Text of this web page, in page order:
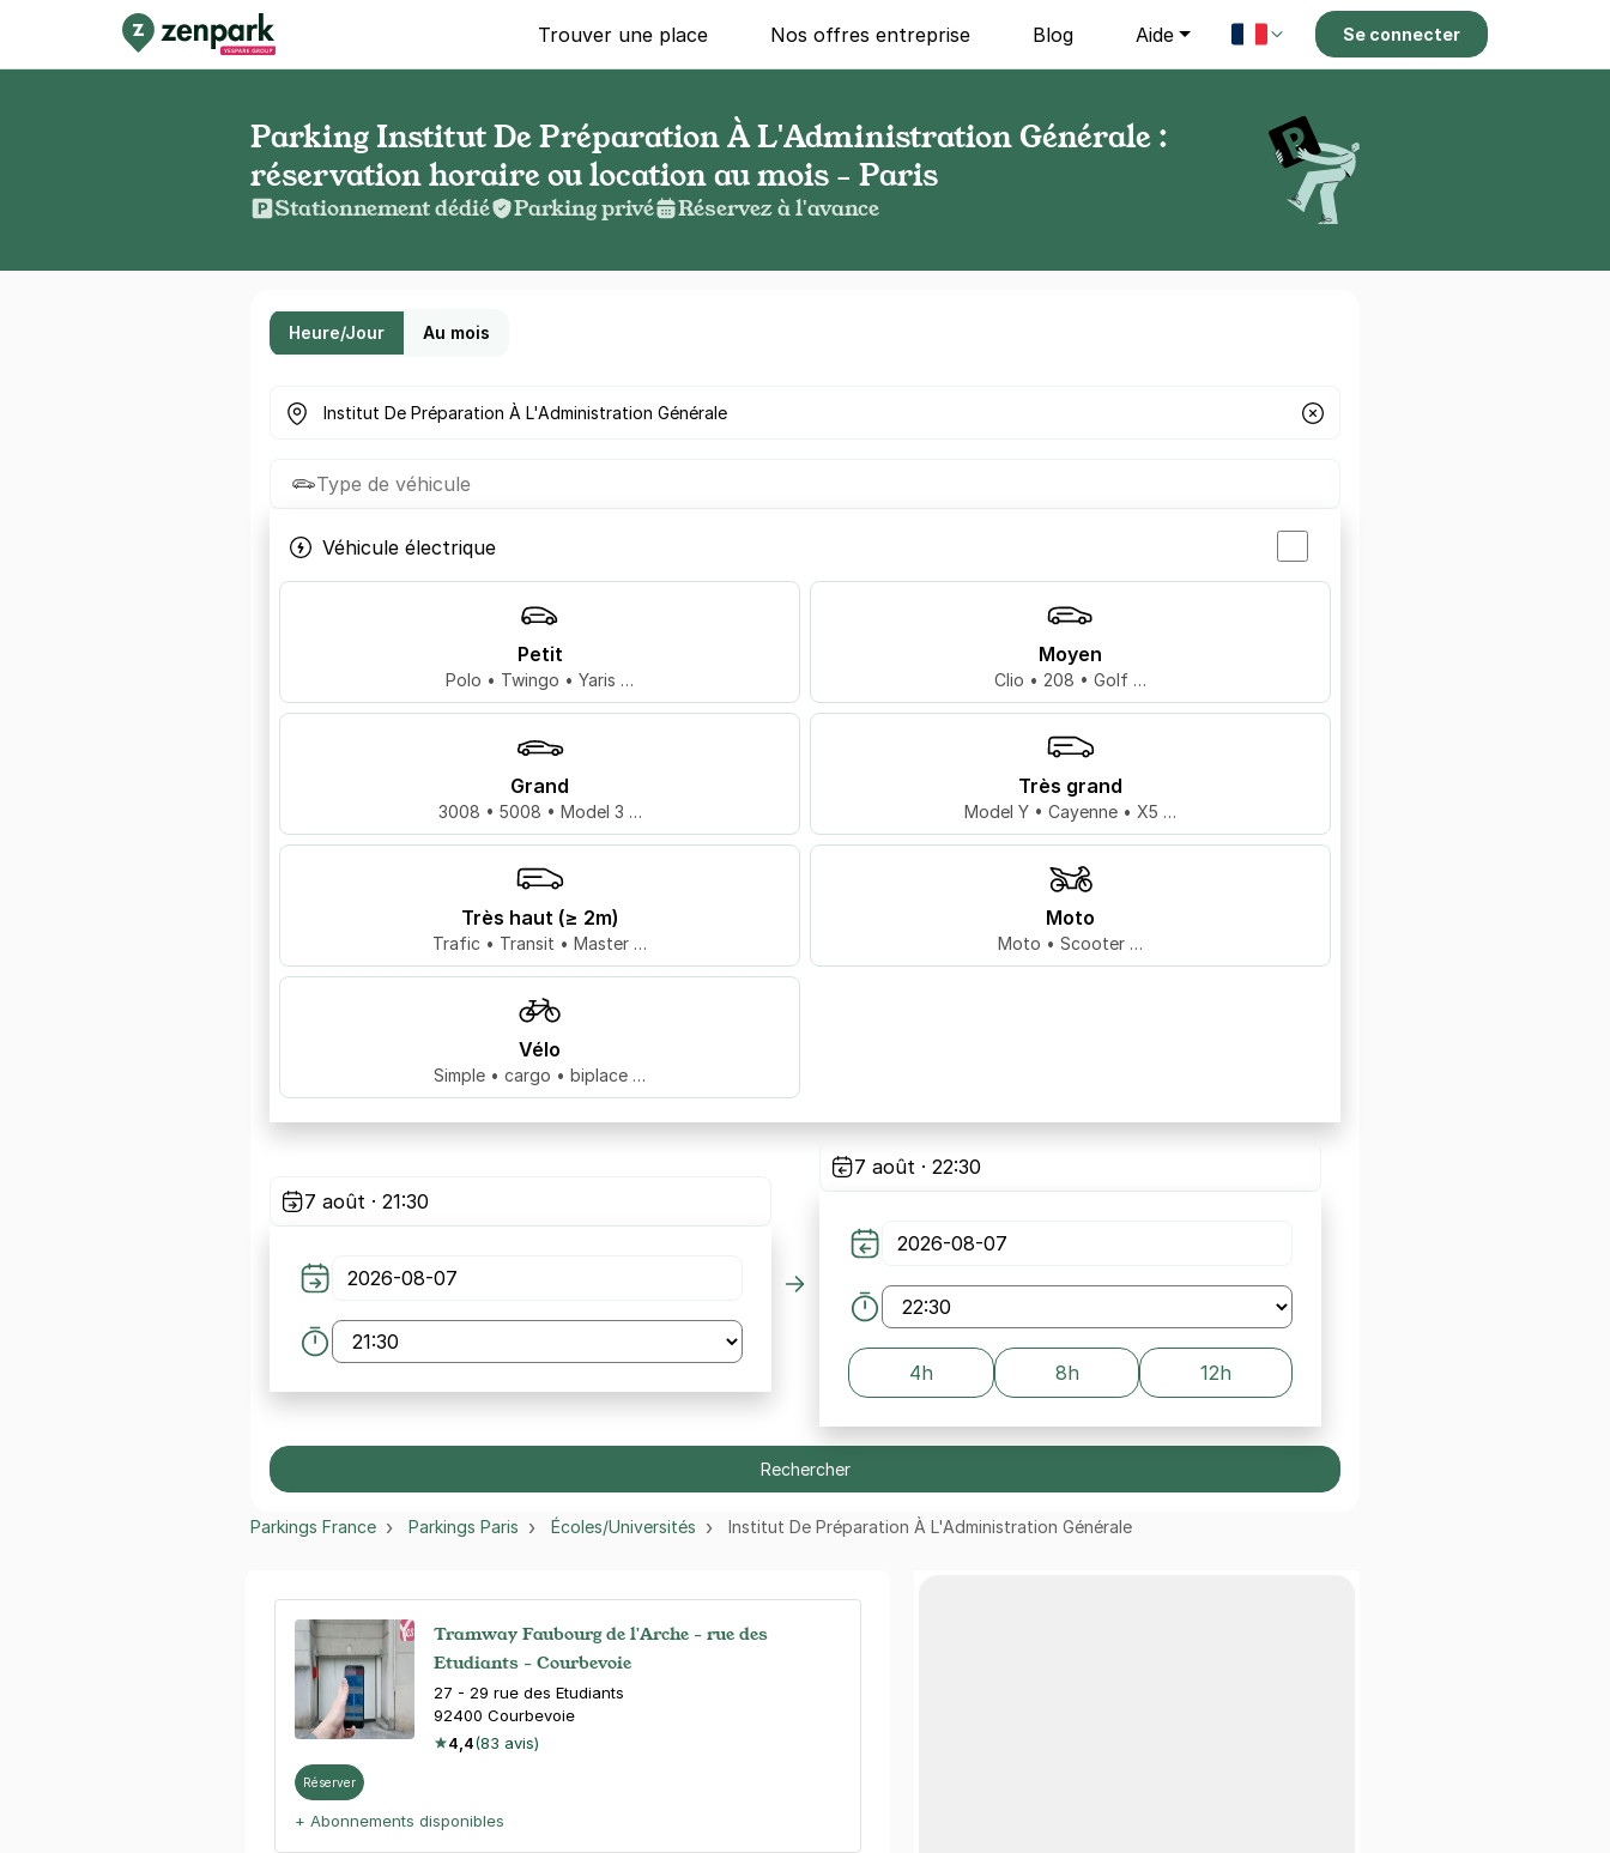
Trouver une place Nos offres entreprise Blog Aide Se connecter
Parking Institut De Préparation À L'Administration Générale :
réservation horaire ou location au mois - Paris
Stationnement dédié Parking privé Réservez à l'avance
Heure/Jour Au mois
Où cherchez-vous un parking ?
Type de véhicule
Véhicule électrique
Petit
Polo • Twingo • Yaris …
Moyen
Clio • 208 • Golf …
Grand
3008 • 5008 • Model 3 …
Très grand
Model Y • Cayenne • X5 …
Très haut (≥ 2m)
Trafic • Transit • Master …
Moto
Moto • Scooter …
Vélo
Simple • cargo • biplace …
7 août · 21:30
7 août · 22:30
4h 8h 12h
Rechercher
Parkings France Parkings Paris Écoles/Universités Institut De Préparation À L'Administration Générale
Tramway Faubourg de l'Arche - rue des
Etudiants - Courbevoie
27 - 29 rue des Etudiants
92400 Courbevoie
4,4(83 avis)
Réserver
+ Abonnements disponibles